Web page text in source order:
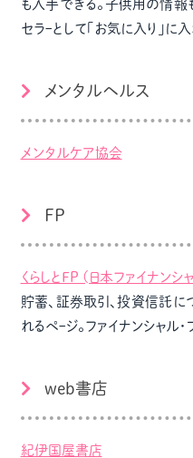
も入手できる。子供用の情報
セラｰとして｢お気に入り｣に入
メンタルヘルス
メンタルケア協会
FP
くらしとFP (日本ファイナンシ
貯蓄、証券取引、投資信託に
れるペｰジ。ファイナンシャル
web書店
紀伊国屋書店